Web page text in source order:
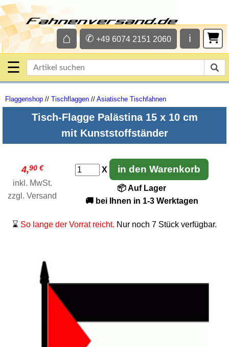
ℹ
✆ +49 6074 2151 2060
⌂
☰
Flaggenshop // Tischflaggen // Asiatische Tischfahnen
Tisch-Flagge Palästina 15 x 10 cm
mit Kunststoffständer
4,90 €
inkl. MwSt.
zzgl. Versand
X in den Warenkorb
📦 Auf Lager
🚚 bei Ihnen in 1-3 Werktagen
⌛ So lange der Vorrat reicht. Nur noch 7 Stück verfügbar.